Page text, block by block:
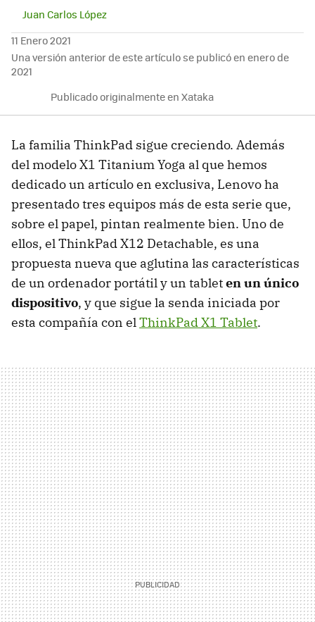
Juan Carlos López
11 Enero 2021
Una versión anterior de este artículo se publicó en enero de
2021
Publicado originalmente en Xataka
La familia ThinkPad sigue creciendo. Además
del modelo X1 Titanium Yoga al que hemos
dedicado un artículo en exclusiva, Lenovo ha
presentado tres equipos más de esta serie que,
sobre el papel, pintan realmente bien. Uno de
ellos, el ThinkPad X12 Detachable, es una
propuesta nueva que aglutina las características
de un ordenador portátil y un tableten un único
dispositivo, y que sigue la senda iniciada por
esta compañía con elThinkPad X1 Tablet.